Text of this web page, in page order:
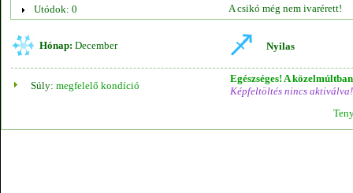
Utódok: 0
A csikó még nem ivarérett!
Hónap: December Nyilas
Súly: megfelelő kondíció
Egészséges! A
Képfeltöltés nincs aktiválva!